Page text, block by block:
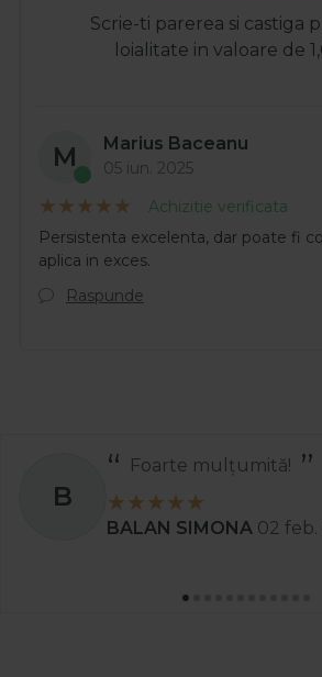
Scrie-ti parerea si castiga
loialitate in valoare de
M Marius Baceanu
05 iun. 2025
Achizitie verificata
Persistenta excelenta, dar poate fi
aplica in exces.
Raspunde
B
Foarte mulțumită!
BALAN SIMONA 02 feb.